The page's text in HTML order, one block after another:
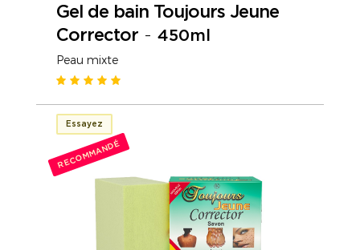
Gel de bain Toujours Jeune
Corrector- 450ml
Peau mixte
Essayez
RECOMMANDÉ